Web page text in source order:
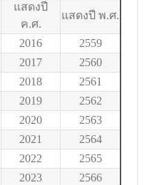
แสดงปี
ค.ศ.
แสดงปี พ.ศ.
2016
2559
2017
2560
2018
2561
2019
2562
2020
2563
2021
2564
2022
2565
2023
2566